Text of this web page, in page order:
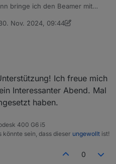
bringe ich den Beamer mit
Nov. 2024, 09:44
von Shadowhunter23
Ich freue mich
Interessanter Abend. Mal
haben.
400 G6 i5
könnte sein, dass dieser ungewollt ist!
0